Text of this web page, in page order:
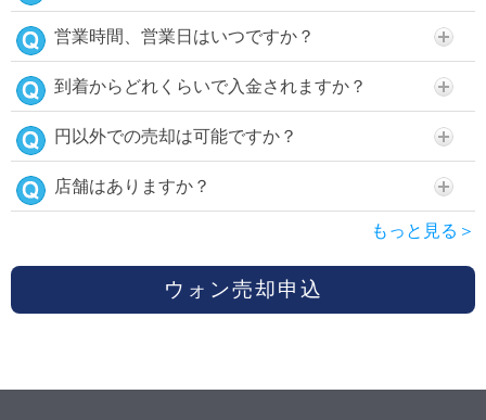
営業時間、営業日はいつですか？
到着からどれくらいで入金されますか？
円以外での売却は可能ですか？
店舗はありますか？
もっと見る＞
ウォン売却申込